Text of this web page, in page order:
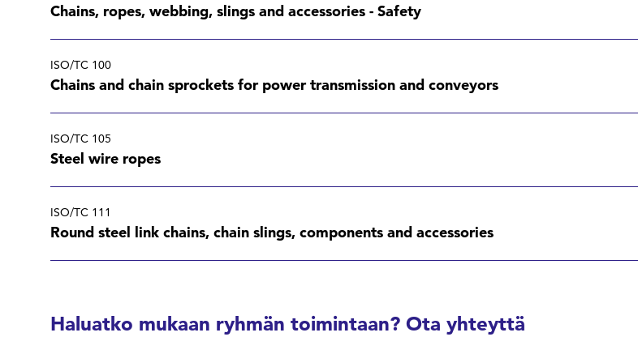
Chains, ropes, webbing, slings and accessories - Safety
ISO/TC 100
Chains and chain sprockets for power transmission and conveyors
ISO/TC 105
Steel wire ropes
ISO/TC 111
Round steel link chains, chain slings, components and accessories
Haluatko mukaan ryhmän toimintaan? Ota yhteyttä